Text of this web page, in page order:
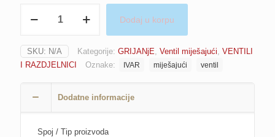
miješajući
količina
Dodaj u korpu
SKU: N/A Kategorije: GRIJANjE, Ventil miješajući, VENTILI
I RAZDJELNICI
Oznake: IVAR miješajući ventil
Dodatne informacije
Spoj / Tip proizvoda